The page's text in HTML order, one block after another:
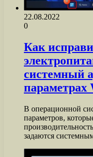
22.08.2022
0
Как
системный
параметрах
В операционной
параметров,
задаются